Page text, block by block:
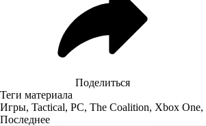
Поделиться
Теги материала
Игры, Tactical, PC, The Coalition, Xbox One,
Последнее